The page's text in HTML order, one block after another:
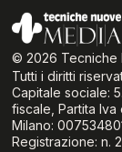
© 2026 Tecniche
Tutti i diritti
Capitale sociale:
fiscale, Partita
Milano:
Registrazione: n.